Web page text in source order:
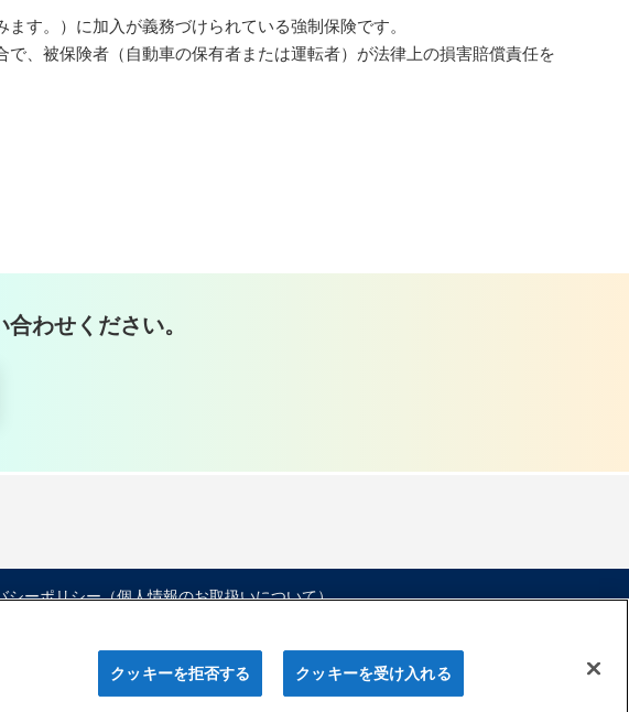
す。）に加入が義務づけられている強制保険です。
、被保険者（自動車の保有者または運転者）が法律上の損害賠償責任を
わせください。
シーポリシー（個人情報のお取扱いについて）
クッキーを拒否する クッキーを受け入れる